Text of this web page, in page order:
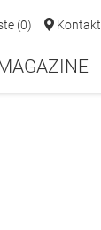
(0) Kontakt